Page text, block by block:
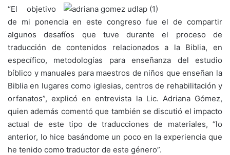
“El objetivo
de mi ponencia en este congreso fue el de compartir
algunos desafíos que tuve durante el proceso de
traducción de contenidos relacionados a la Biblia, en
específico, metodologías para enseñanza del estudio
bíblico y manuales para maestros de niños que enseñan la
Biblia en lugares como iglesias, centros de rehabilitación y
orfanatos”, explicó en entrevista la Lic. Adriana Gómez,
quien además comentó que también se discutió el impacto
actual de este tipo de traducciones de materiales, “lo
anterior, lo hice basándome un poco en la experiencia que
he tenido como traductor de este género”.